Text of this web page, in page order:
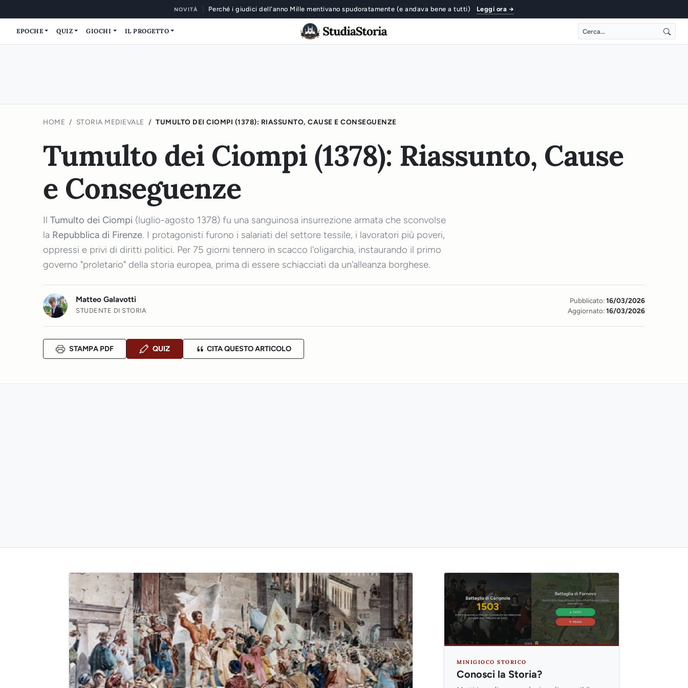
NOVITÀ Perché i giudici dell'anno Mille mentivano spudoratamente (e andava bene a tutti) Leggi ora →
EPOCHE QUIZ GIOCHI IL PROGETTO
HOME STORIA MEDIEVALE TUMULTO DEI CIOMPI (1378): RIASSUNTO, CAUSE E CONSEGUENZE
Tumulto dei Ciompi (1378): Riassunto, Cause
e Conseguenze
Il Tumulto dei Ciompi (luglio-agosto 1378) fu una sanguinosa insurrezione armata che sconvolse
la Repubblica di Firenze. I protagonisti furono i salariati del settore tessile, i lavoratori più poveri,
oppressi e privi di diritti politici. Per 75 giorni tennero in scacco l'oligarchia, instaurando il primo
governo "proletario" della storia europea, prima di essere schiacciati da un'alleanza borghese.
Matteo Galavotti
STUDENTE DI STORIA
Pubblicato:16/03/2026
Aggiornato:16/03/2026
STAMPA PDF QUIZ CITA QUESTO ARTICOLO
MINIGIOCO STORICO
Conosci la Storia?